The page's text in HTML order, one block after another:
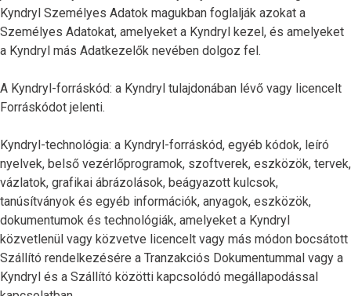
Kyndryl Személyes Adatok magukban foglalják azokat a
Személyes Adatokat, amelyeket a Kyndryl kezel, és amelyeket
a Kyndryl más Adatkezelők nevében dolgoz fel.
A Kyndryl-forráskód: a Kyndryl tulajdonában lévő vagy licencelt
Forráskódot jelenti.
Kyndryl-technológia: a Kyndryl-forráskód, egyéb kódok, leíró
nyelvek, belső vezérlőprogramok, szoftverek, eszközök, tervek,
vázlatok, grafikai ábrázolások, beágyazott kulcsok,
tanúsítványok és egyéb információk, anyagok, eszközök,
dokumentumok és technológiák, amelyeket a Kyndryl
közvetlenül vagy közvetve licencelt vagy más módon bocsátott
Szállító rendelkezésére a Tranzakciós Dokumentummal vagy a
Kyndryl és a Szállító közötti kapcsolódó megállapodással